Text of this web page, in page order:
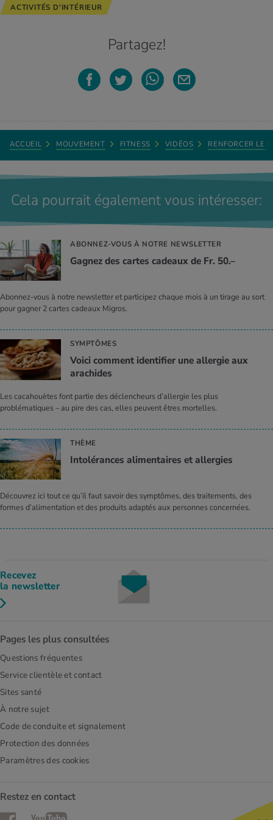
ACTIVITÉS D'INTÉRIEUR
Partagez!
ACCUEIL MOUVEMENT FITNESS VIDÉOS RENFORCER LE
Cela pourrait également vous intéresser:
ABONNEZ-VOUS À NOTRE NEWSLETTER
Gagnez des cartes cadeaux de Fr. 50.–
Abonnez-vous à notre newsletter et participez chaque mois à un tirage au sort
pour gagner 2 cartes cadeaux Migros.
SYMPTÔMES
Voici comment identifier une allergie aux
arachides
Les cacahouètes font partie des déclencheurs d’allergie les plus
problématiques – au pire des cas, elles peuvent êtres mortelles.
THÈME
Intolérances alimentaires et allergies
Découvrez ici tout ce qu’il faut savoir des symptômes, des traitements, des
formes d’alimentation et des produits adaptés aux personnes concernées.
Recevez
la newsletter
Pages les plus consultées
Questions fréquentes
Service clientèle et contact
Sites santé
À notre sujet
Code de conduite et signalement
Protection des données
Paramètres des cookies
Restez en contact
FacebookYouTube